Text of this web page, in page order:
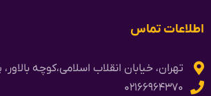
اطلاعات تماس
تهران، خیابان انقلاب اسلامی،کوچه بالاور، پلاک ۴،
۰۲۱۶۶۹۶۴۳۷۰